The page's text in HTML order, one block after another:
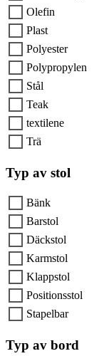
Olefin
Plast
Polyester
Polypropylen
Stål
Teak
textilene
Trä
Typ av stol
Bänk
Barstol
Däckstol
Karmstol
Klappstol
Positionsstol
Stapelbar
Typ av bord